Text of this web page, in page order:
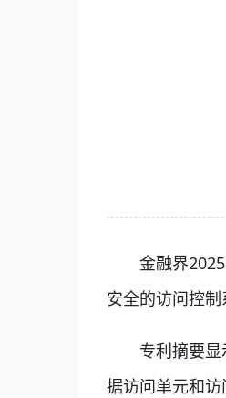
金融界2025
安全的访问控制
专利摘要显示
据访问单元和